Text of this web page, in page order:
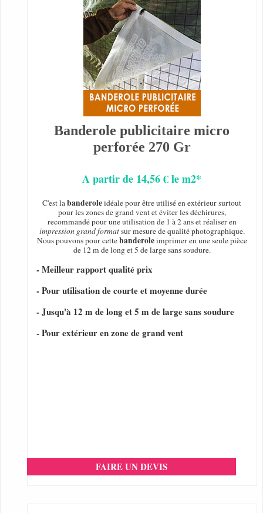
Banderole publicitaire micro
perforée 270 Gr
A partir de 14,56 € le m2*
C'est labanderoleidéale pour être utilisé en extérieur surtout
pour les zones de grand vent et éviter les déchirures,
recommandé pour une utilisation de 1 à 2 ans et réaliser en
impression grand formatsur mesure de qualité photographique.
Nous pouvons pour cettebanderoleimprimer en une seule pièce
de 12 m de long et 5 de large sans soudure.
- Meilleur rapport qualité prix
- Pour utilisation de courte et moyenne durée
- Jusqu'à 12 m de long et 5 m de large sans soudure
- Pour extérieur en zone de grand vent
FAIRE UN DEVIS